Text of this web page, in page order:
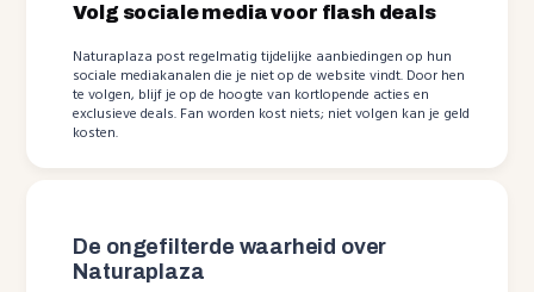
Volg sociale media voor flash deals
Naturaplaza post regelmatig tijdelijke aanbiedingen op hun
sociale mediakanalen die je niet op de website vindt. Door hen
te volgen, blijf je op de hoogte van kortlopende acties en
exclusieve deals. Fan worden kost niets; niet volgen kan je geld
kosten.
De ongefilterde waarheid over
Naturaplaza